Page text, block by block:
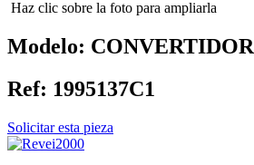
Haz clic sobre la foto para ampliarla
Modelo: CONVERTIDOR
Ref: 1995137C1
Solicitar esta pieza